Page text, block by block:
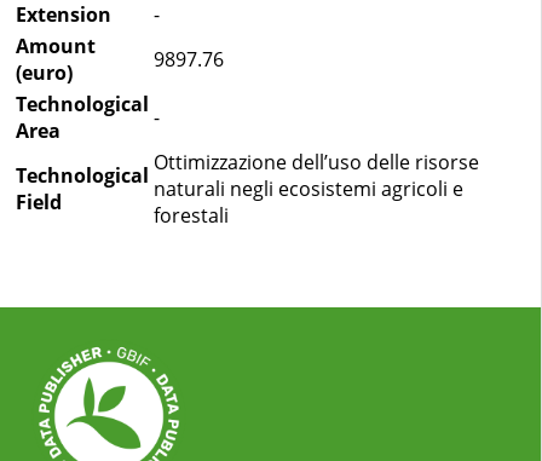
Extension
-
Amount
(euro)
9897.76
Technological
Area
-
Technological
Field
Ottimizzazione dell’uso delle risorse
naturali negli ecosistemi agricoli e
forestali